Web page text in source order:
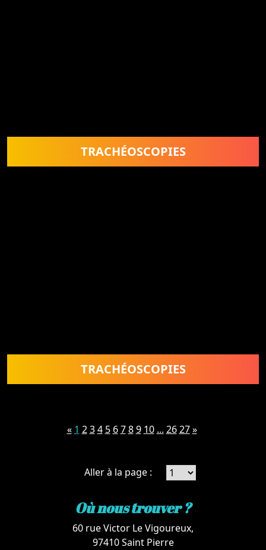
TRACHÉOSCOPIES
TRACHÉOSCOPIES
« 1 2 3 4 5 6 7 8 9 10 ... 26 27 »
Aller à la page :
Où nous trouver ?
60 rue Victor Le Vigoureux,
97410 Saint Pierre